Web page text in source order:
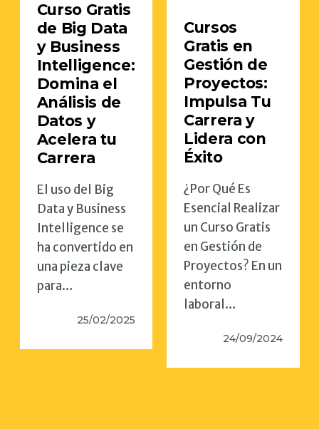
Curso Gratis
de Big Data
y Business
Intelligence:
Domina el
Análisis de
Datos y
Acelera tu
Carrera
El uso del Big
Data y Business
Intelligence se
ha convertido en
una pieza clave
para…
25/02/2025
Cursos
Gratis en
Gestión de
Proyectos:
Impulsa Tu
Carrera y
Lidera con
Éxito
¿Por Qué Es
Esencial Realizar
un Curso Gratis
en Gestión de
Proyectos? En un
entorno
laboral…
24/09/2024